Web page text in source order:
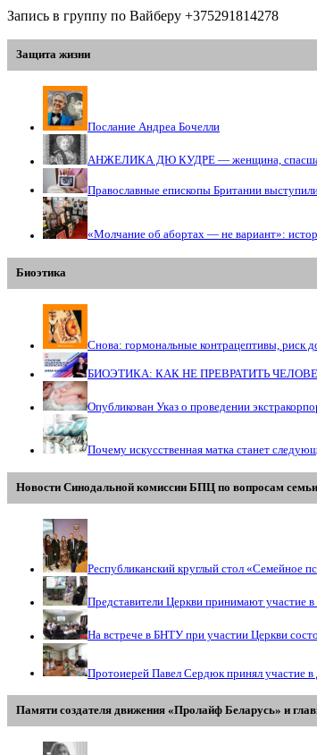
Запись в группу по Вайберу +375291814278
Защита жизни
Послание Андреа Бочелли
АНЖЕЛИКА ДЮ КУДРЕ — женщина, спасшая
Православные епископы Британии
«Молчание об абортах — не вариант»:
Биоэтика
Снова: гормональные контрацептивы, риск
БИОЭТИКА: КАК НЕ ПРЕВРАТИТЬ
Опубликован Указ о проведении
Почему искусственная матка станет
Новости Синодальной комиссии БПЦ по вопросам
Республиканский круглый стол «Семейное
Представители Церкви принимают участие
На встрече в БНТУ при участии Церкви
Протоиерей Павел Сердюк принял участие
Памяти создателя движения «Пролайф Беларусь» и